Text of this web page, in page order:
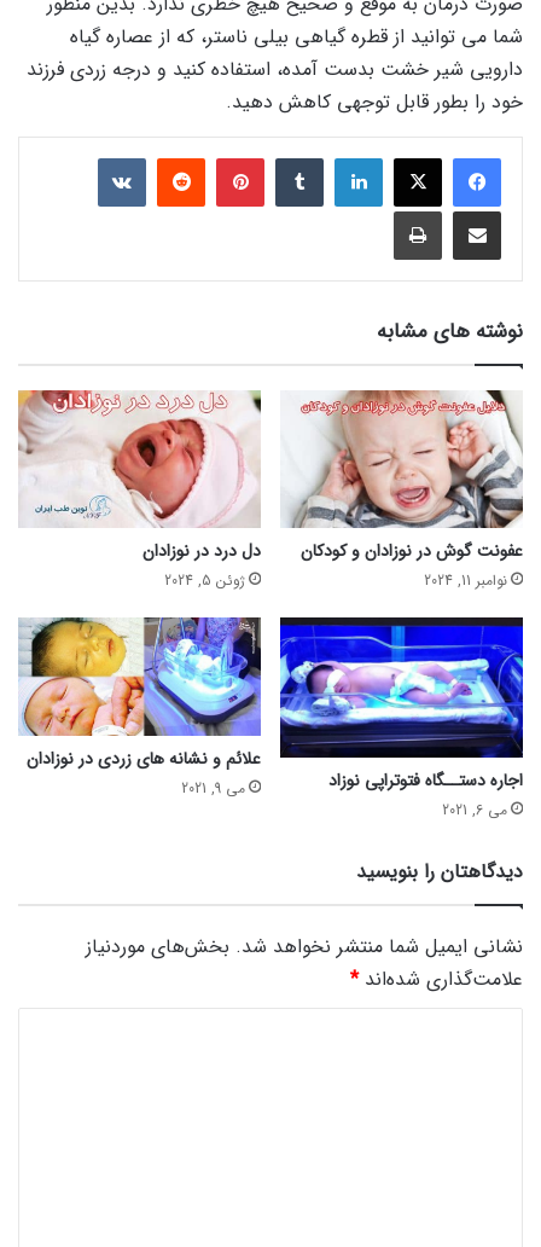
شما می توانید از قطره گیاهی بیلی ناستر، که از عصاره گیاه
دارویی شیر خشت بدست آمده، استفاده کنید و درجه زردی فرزند
خود را بطور قابل توجهی کاهش دهید.
لینکدین‫تامبلر ‫پین‌ترست‫رددیت ‫VKontakte
اشتراک گذاری از طریق ایمیل چاپ
نوشته های مشابه
عفونت گوش در نوزادان و کودکان
نوامبر 11, 2024
دل درد در نوزادان
ژوئن 5, 2024
اجاره دستــگاه فتوتراپی نوزاد
می 6, 2021
علائم و نشانه های زردی در نوزادان
می 9, 2021
دیدگاهتان را بنویسید
نشانی ایمیل شما منتشر نخواهد شد. بخش‌های موردنیاز
علامت‌گذاری شده‌اند*